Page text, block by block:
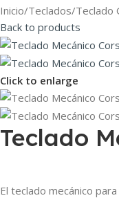
Inicio/Teclados/Teclado
Back to products
Click to enlarge
Teclado
El teclado mecánico